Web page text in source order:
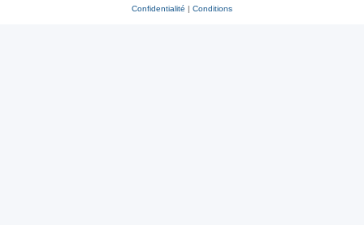
Confidentialité | Conditions